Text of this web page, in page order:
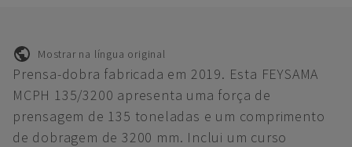
Mostrar na língua original
Prensa-dobra fabricada em 2019. Esta FEYSAMA
MCPH 135/3200 apresenta uma força de
prensagem de 135 toneladas e um comprimento
de dobragem de 3200 mm. Inclui um curso